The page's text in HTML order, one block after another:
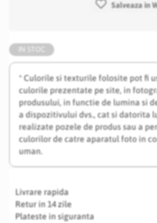
* Culorile si texturile folosite pot fi
culorile prezentate pe site, in
produsului, in functie de lumina si
a dispozitivului dvs., cat si datorita
realizate pozele de produs sau a
culorilor de catre aparatul foto in
uman.
Livrare rapida
Retur in 14 zile
Plateste in siguranta
Salveaza in